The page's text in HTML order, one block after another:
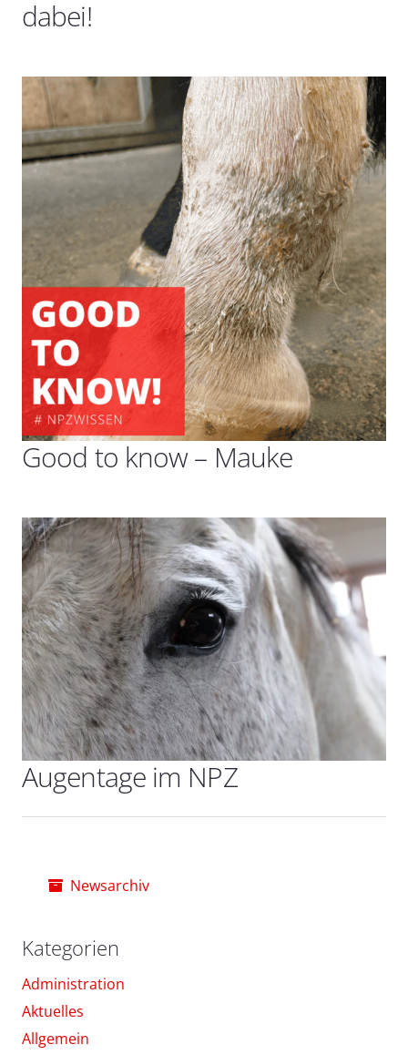
dabei!
Good to know – Mauke
Augentage im NPZ
Newsarchiv
Kategorien
Administration
Aktuelles
Allgemein